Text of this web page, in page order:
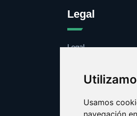
Usamos
navegación
Legal
Legal
Contacto